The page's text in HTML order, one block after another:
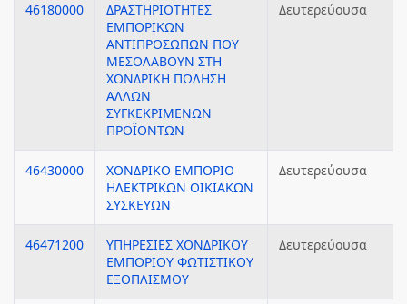
46180000
ΔΡΑΣΤΗΡΙΟΤΗΤΕΣ
ΕΜΠΟΡΙΚΩΝ
ΑΝΤΙΠΡΟΣΩΠΩΝ ΠΟΥ
ΜΕΣΟΛΑΒΟΥΝ ΣΤΗ
ΧΟΝΔΡΙΚΗ ΠΩΛΗΣΗ
ΑΛΛΩΝ
ΣΥΓΚΕΚΡΙΜΕΝΩΝ
ΠΡΟΪΟΝΤΩΝ
Δευτερεύουσα
46430000
ΧΟΝΔΡΙΚΟ ΕΜΠΟΡΙΟ
ΗΛΕΚΤΡΙΚΩΝ ΟΙΚΙΑΚΩΝ
ΣΥΣΚΕΥΩΝ
Δευτερεύουσα
46471200
ΥΠΗΡΕΣΙΕΣ ΧΟΝΔΡΙΚΟΥ
ΕΜΠΟΡΙΟΥ ΦΩΤΙΣΤΙΚΟΥ
ΕΞΟΠΛΙΣΜΟΥ
Δευτερεύουσα